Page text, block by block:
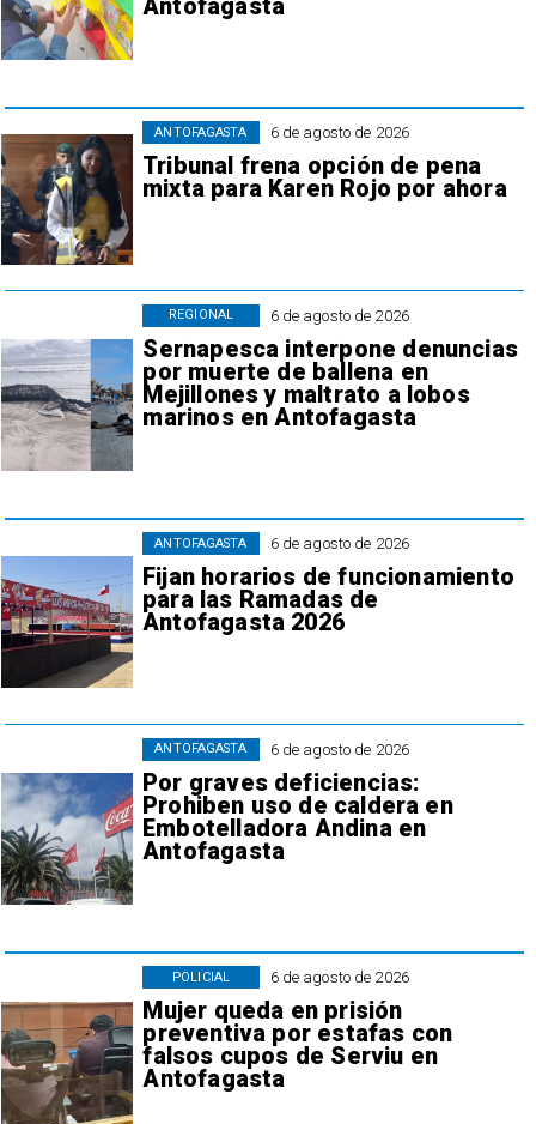
Antofagasta
6 de agosto de 2026
Tribunal frena opción de pena
mixta para Karen Rojo por ahora
ANTOFAGASTA
6 de agosto de 2026
Sernapesca interpone denuncias
por muerte de ballena en
Mejillones y maltrato a lobos
marinos en Antofagasta
REGIONAL
6 de agosto de 2026
Fijan horarios de funcionamiento
para las Ramadas de
Antofagasta 2026
ANTOFAGASTA
6 de agosto de 2026
Por graves deficiencias:
Prohiben uso de caldera en
Embotelladora Andina en
Antofagasta
ANTOFAGASTA
6 de agosto de 2026
Mujer queda en prisión
preventiva por estafas con
falsos cupos de Serviu en
Antofagasta
POLICIAL